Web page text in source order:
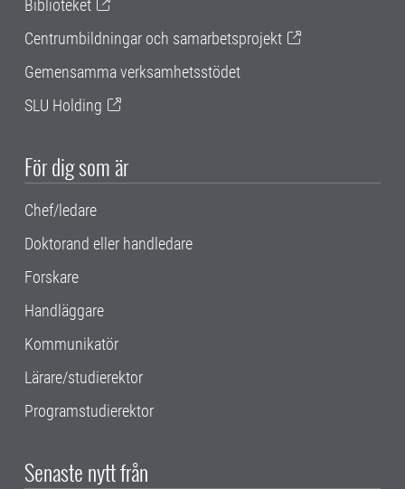
Biblioteket
Centrumbildningar och samarbetsprojekt
Gemensamma verksamhetsstödet
SLU Holding
För dig som är
Chef/ledare
Doktorand eller handledare
Forskare
Handläggare
Kommunikatör
Lärare/studierektor
Programstudierektor
Senaste nytt från